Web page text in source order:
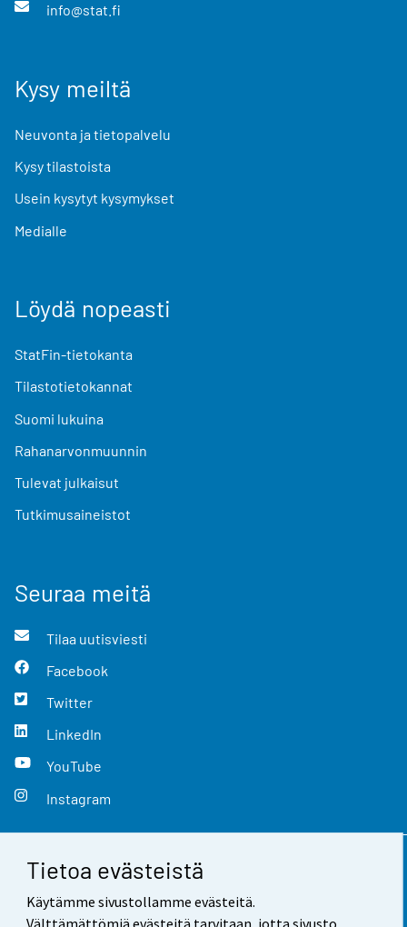
Tietoa evästeistä
Käytämme sivustollamme evästeitä.
info@stat.fi
Kysy meiltä
Neuvonta ja tietopalvelu
Kysy tilastoista
Usein kysytyt kysymykset
Medialle
Löydä nopeasti
StatFin-tietokanta
Tilastotietokannat
Suomi lukuina
Rahanarvonmuunnin
Tulevat julkaisut
Tutkimusaineistot
Seuraa meitä
Tilaa uutisviesti
Facebook
Twitter
LinkedIn
YouTube
Instagram
Yhteystiedot
Palaute